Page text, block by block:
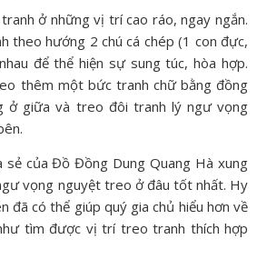
ở những vị trí cao ráo, ngay ngắn.
theo hướng 2 chú cá chép (1 con đực,
để thể hiện sự sung túc, hòa hợp.
thêm một bức tranh chữ bằng đồng
ở giữa và treo đôi tranh lý ngư vọng
sẻ của Đồ Đồng Dung Quang Hà xung
vọng nguyệt treo ở đâu tốt nhất. Hy
đã có thể giúp quý gia chủ hiểu hơn về
tìm được vị trí treo tranh thích hợp